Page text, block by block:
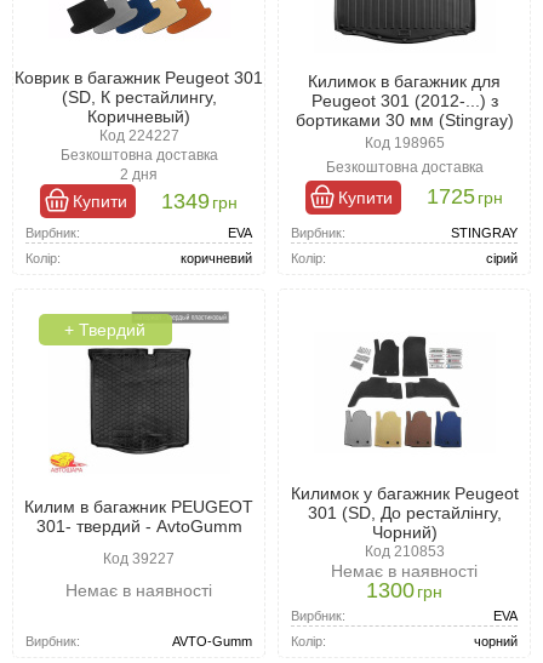
Коврик в багажник Peugeot 301
(SD, К рестайлингу,
Коричневый)
Код 224227
Безкоштовна доставка
2 дня
Купити 1349грн
Вирбник:
EVA
Колір:
коричневий
Килимок в багажник для
Peugeot 301 (2012-...) з
бортиками 30 мм (Stingray)
Код 198965
Безкоштовна доставка
Купити 1725грн
Вирбник:
STINGRAY
Колір:
сірий
+ Твердий
Килим в багажник PEUGEOT
301- твердий - AvtoGumm
Код 39227
Немає в наявності
Вирбник: AVTO-Gumm
Килимок у багажник Peugeot
301 (SD, До рестайлінгу,
Чорний)
Код 210853
Немає в наявності
1300грн
Вирбник:
EVA
Колір:
чорний